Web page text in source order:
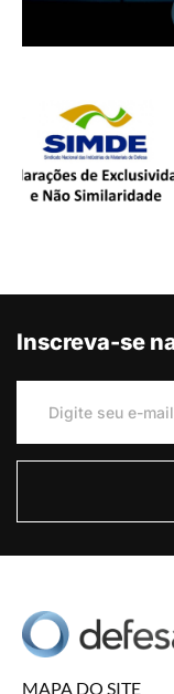
Inscreva-se
MAPA DO SITE